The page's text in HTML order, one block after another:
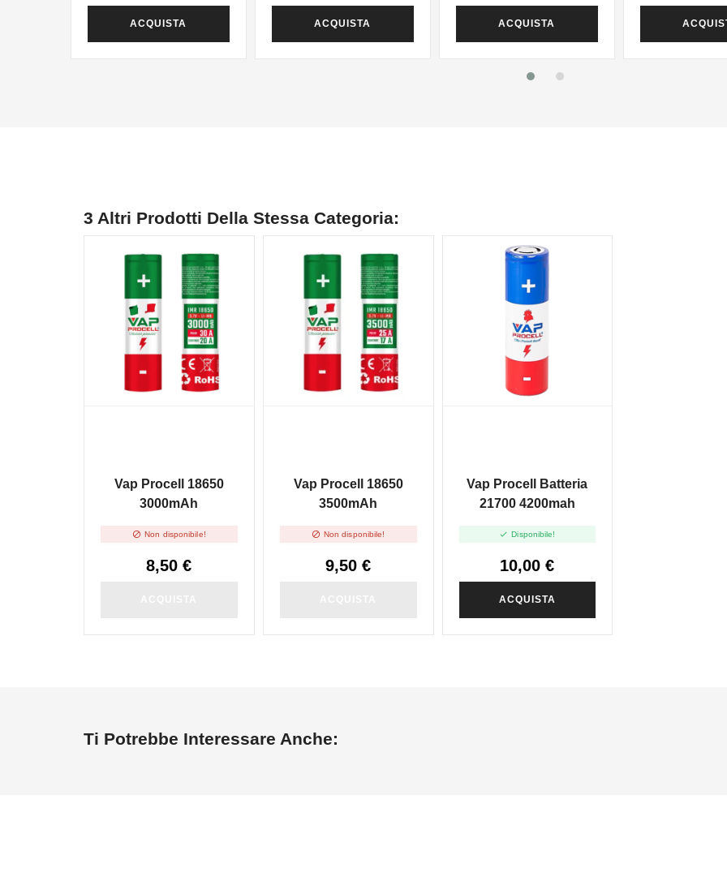
ACQUISTA ACQUISTA ACQUISTA
3 Altri Prodotti Della Stessa Categoria:
Vap Procell 18650
3000mAh
 Non disponibile!
8,50 €
NON DISPONIBILE
Vap Procell 18650
3500mAh
 Non disponibile!
9,50 €
NON DISPONIBILE
Vap Procell Batteria
21700 4200mah
 Disponibile!
10,00 €
ACQUISTA
Ti Potrebbe Interessare Anche: